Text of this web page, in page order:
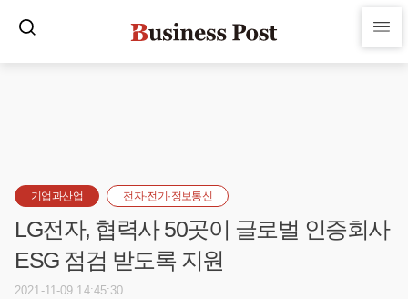
기업과산업 전자·전기·정보통신
LG전자, 협력사 50곳이 글로벌 인증회사
ESG 점검 받도록 지원
2021-11-09 14:45:30